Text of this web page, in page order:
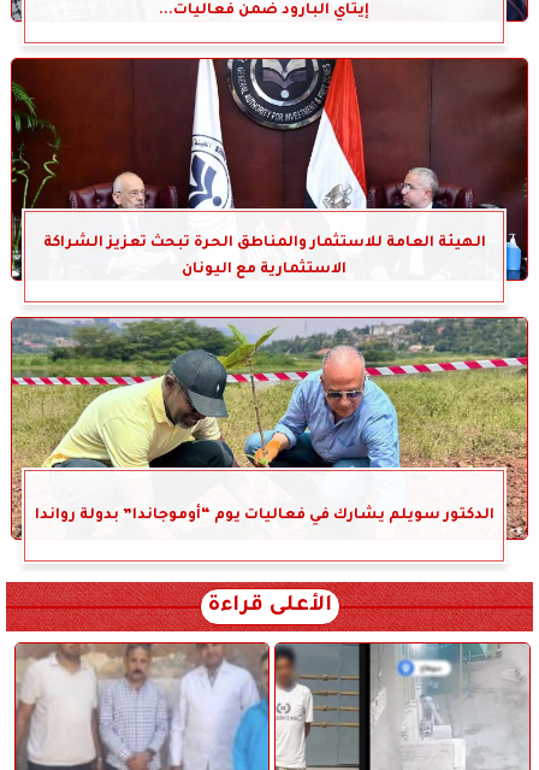
إيتاي البارود ضمن فعاليات...
الهيئة العامة للاستثمار والمناطق الحرة تبحث تعزيز الشراكة
الاستثمارية مع اليونان
الدكتور سويلم يشارك في فعاليات يوم “أوموجاندا” بدولة رواندا
الأعلى قراءة